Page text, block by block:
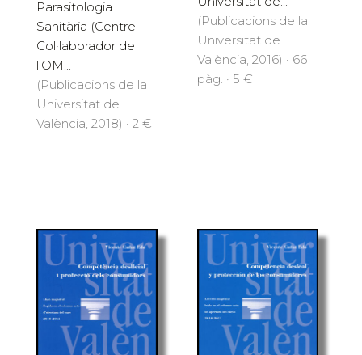
Parasitologia
Sanitària (Centre
Col·laborador de
l'OM...
(Publicacions de la
Universitat de
València, 2018) · 2 €
(Publicacions de la
Universitat de
València, 2016) · 66
pàg. · 5 €